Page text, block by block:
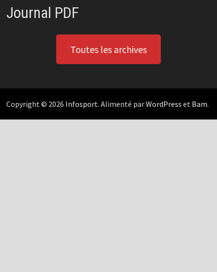
Journal PDF
Toutes les archives
Copyright © 2026 Infosport. Alimenté parWordPress et Bam.